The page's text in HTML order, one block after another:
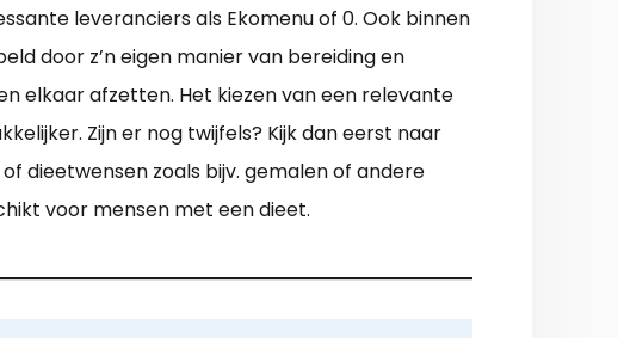
leveranciers als Ekomenu of 0. Ook binnen
door z’n eigen manier van bereiding en
elkaar afzetten. Het kiezen van een relevante
Zijn er nog twijfels? Kijk dan eerst naar
dieetwensen zoals bijv. gemalen of andere
voor mensen met een dieet.